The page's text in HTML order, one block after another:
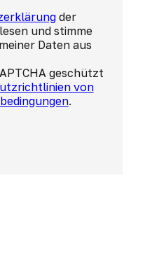
der
und stimme
Daten aus
geschützt
von
.